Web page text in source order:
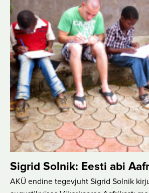
Sigrid Solnik: Eesti abi
AKÜ endine tegevjuht Sigrid Solnik